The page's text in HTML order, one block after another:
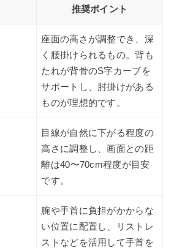
推奨ポイント
座面の高さが調整でき、深
く腰掛けられるもの。背も
たれが背骨のS字カーブを
サポートし、肘掛けがある
ものが理想的です。
目線が自然に下がる程度の
高さに調整し、画面との距
離は40〜70cm程度が目安
です。
腕や手首に負担がかからな
い位置に配置し、リストレ
ストなどを活用して手首を